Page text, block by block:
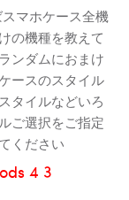
マホケース全機
の機種を教えて
ンダムにおまけ
ースのスタイル
タイルなどいろ
ご選択をご指定
ください
4 3